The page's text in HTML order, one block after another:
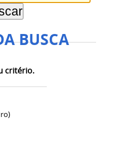
BUSCA
critério.